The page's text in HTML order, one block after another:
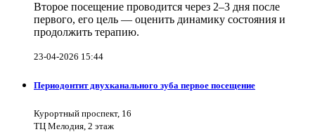
Второе посещение проводится через 2–3 дня после
первого, его цель — оценить динамику состояния и
продолжить терапию.
23-04-2026 15:44
Периодонтит двухканального зуба первое посещение
Курортный проспект, 16
ТЦ Мелодия, 2 этаж